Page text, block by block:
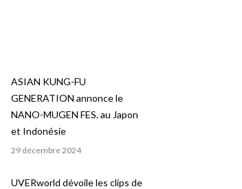
ASIAN KUNG-FU
GENERATION annonce le
NANO-MUGEN FES. au Japon
et Indonésie
29 décembre 2024
UVERworld dévoile les clips de